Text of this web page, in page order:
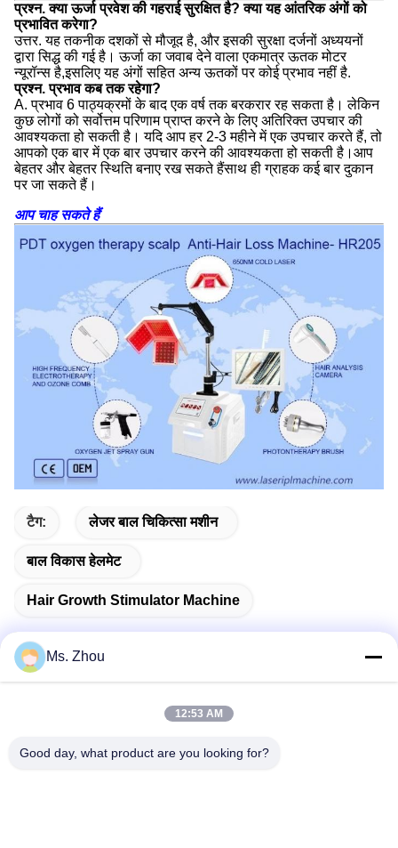
प्रश्न. क्या ऊर्जा प्रवेश की गहराई सुरक्षित है? क्या यह आंतरिक अंगों को
प्रभावित करेगा?
उत्तर. यह तकनीक दशकों से मौजूद है, और इसकी सुरक्षा दर्जनों अध्ययनों
द्वारा सिद्ध की गई है। ऊर्जा का जवाब देने वाला एकमात्र ऊतक मोटर
न्यूरॉन्स है,इसलिए यह अंगों सहित अन्य ऊतकों पर कोई प्रभाव नहीं है.
प्रश्न. प्रभाव कब तक रहेगा?
A. प्रभाव 6 पाठ्यक्रमों के बाद एक वर्ष तक बरकरार रह सकता है। लेकिन
कुछ लोगों को सर्वोत्तम परिणाम प्राप्त करने के लिए अतिरिक्त उपचार की
आवश्यकता हो सकती है। यदि आप हर 2-3 महीने में एक उपचार करते हैं, तो
आपको एक बार में एक बार उपचार करने की आवश्यकता हो सकती है।आप
बेहतर और बेहतर स्थिति बनाए रख सकते हैंसाथ ही ग्राहक कई बार दुकान
पर जा सकते हैं।
आप चाह सकते हैं
टैग: लेजर बाल चिकित्सा मशीन
बाल विकास हेलमेट
Hair Growth Stimulator Machine
पता
Ms. Zhou
12:53 AM
Good day, what product are you looking for?